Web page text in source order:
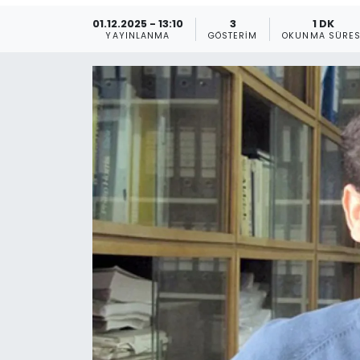
01.12.2025 - 13:10
YAYINLANMA
3
GÖSTERIM
1 DK
OKUNMA
Gündem
KKTC YEREL SEÇİM 2018
Kültür Sanat
Magazin
Nöbetçi Eczaneler
Otomobil Dünyası